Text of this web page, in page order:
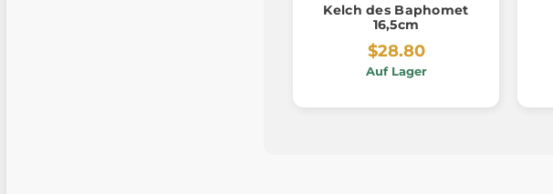
Kelch des Baphomet
16,5cm
$28.80
Auf Lager